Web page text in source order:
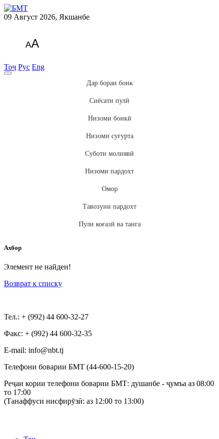
09 Август 2026, Якшанбе
AA
Тоҷ Рус Eng
Дар бораи бонк
Сиёсати пулӣ
Низоми бонкӣ
Низоми суғурта
Суботи молиявӣ
Низоми пардохт
Омор
Тавозуни пардохт
Пули коғазӣ ва танга
Ахбор
Элемент не найден!
Возврат к списку
Тел.: + (992) 44 600-32-27
Факс: + (992) 44 600-32-35
Е-mail: info@nbt.tj
Телефони боварии БМТ (44-600-15-20)
Реҷаи кории телефони боварии БМТ: душанбе - ҷумъа аз 08:00
то 17:00
(Танаффуси нисфирӯзӣ: аз 12:00 то 13:00)